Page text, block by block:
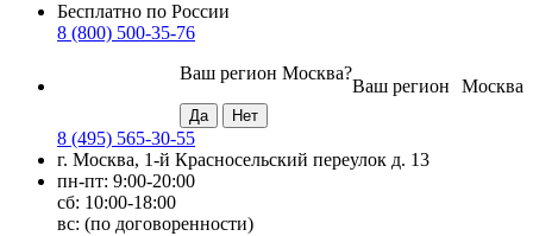
Бесплатно по России
8 (800) 500-35-76
Москва
Ваш регион
Ваш регион Москва?
8 (495) 565-30-55
г. Москва, 1-й Красносельский переулок д. 13
пн-пт: 9:00-20:00
сб: 10:00-18:00
вс: (по договоренности)